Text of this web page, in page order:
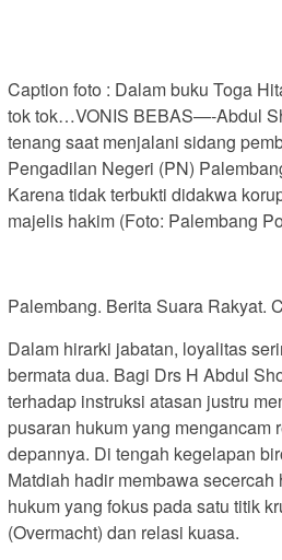
Caption foto : Dalam buku Toga
tok tok…VONIS BEBAS—-Abdul
tenang saat menjalani sidang
Pengadilan Negeri (PN)
Karena tidak terbukti didakwa
majelis hakim (Foto: Palembang
Palembang. Berita Suara Rakyat.
Dalam hirarki jabatan, loyalitas
bermata dua. Bagi Drs H Abdul
terhadap instruksi atasan justru
pusaran hukum yang mengancam
depannya. Di tengah kegelapan
Matdiah hadir membawa
hukum yang fokus pada satu titik
(Overmacht) dan relasi kuasa.